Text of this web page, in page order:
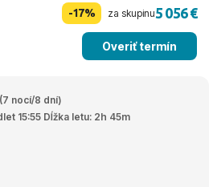
-17% za skupinu5 056 €
Overiť termín
(7 nocí/8 dní)
15:55 Dĺžka letu: 2h 45m